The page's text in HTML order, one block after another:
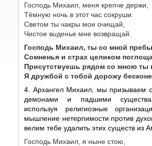
Господь Михаил, меня крепче держи,
Тёмную ночь в этот час сокруши.
Светом ты чакры мои очищай,
Чистое виденье мне возвращай.
Господь Михаил, ты со мной
Сомненья и страх целиком
Присутствуешь рядом со мною ты
Я дружбой с тобой дорожу
4. Архангел Михаил, мы призываем
демонами и падшими
используя религиозные
мышление нетерпимости против
велим тебе удалить этих существ из
Господь Михаил, я ныне стою,